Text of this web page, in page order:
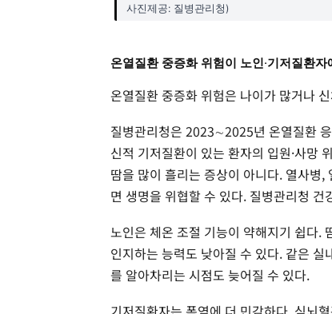
사진제공: 질병관리청)
온열질환 중증화 위험이 노인·기저질환자
온열질환 중증화 위험은 나이가 많거나
질병관리청은 2023∼2025년 온열질환
신적 기저질환이 있는 환자의 입원·사망
땀을 많이 흘리는 증상이 아니다. 열사병
면 생명을 위협할 수 있다. 질병관리청
노인은 체온 조절 기능이 약해지기 쉽다.
인지하는 능력도 낮아질 수 있다. 같은
를 알아차리는 시점도 늦어질 수 있다.